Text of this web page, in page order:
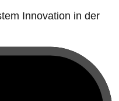
Innovation in der